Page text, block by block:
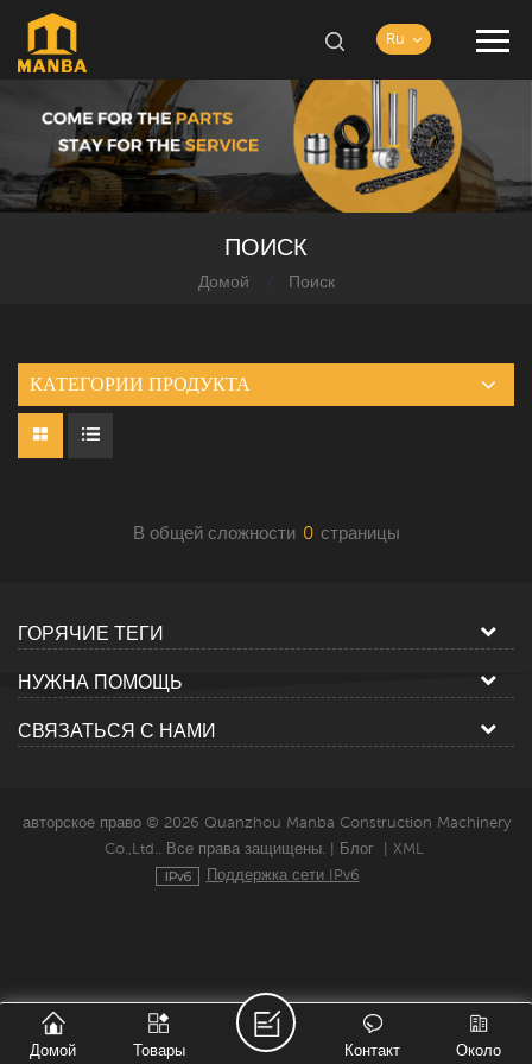
Ru
ПОИСК
Домой / Поиск
КАТЕГОРИИ ПРОДУКТА
В общей сложности 0 страницы
ГОРЯЧИЕ ТЕГИ
НУЖНА ПОМОЩЬ
СВЯЗАТЬСЯ С НАМИ
авторское право © 2026 Quanzhou Manba Construction Machinery
Co.,Ltd.. Все права защищены. |
Блог
XML
Поддержка сети IPv6
Домой Товары Около
Контакт